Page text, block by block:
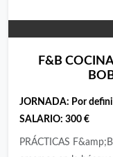
F&B
JORNADA: Por
SALARIO: 300 €
PRÁCTICAS